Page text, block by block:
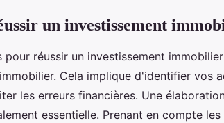
un investissement
pour réussir un investissement
Cela implique d'identifier vos
les erreurs financières. Une
essentielle. Prenant en compte